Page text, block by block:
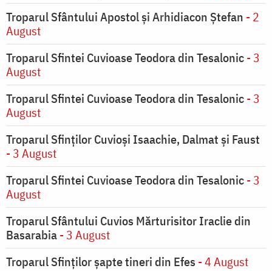
Troparul Sfântului Apostol și Arhidiacon Ștefan - 2
August
Troparul Sfintei Cuvioase Teodora din Tesalonic- 3
August
Troparul Sfintei Cuvioase Teodora din Tesalonic- 3
August
Troparul Sfinţilor Cuvioşi Isaachie, Dalmat şi Faust
- 3 August
Troparul Sfintei Cuvioase Teodora din Tesalonic- 3
August
Troparul Sfântului Cuvios Mărturisitor Iraclie din
Basarabia- 3 August
Troparul Sfinţilor şapte tineri din Efes - 4 August